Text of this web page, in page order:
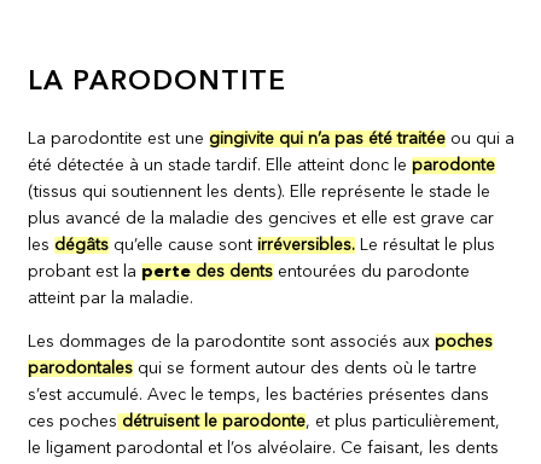
LA PARODONTITE
La parodontite est une gingivite qui n’a pas été traitée ou qui a
été détectée à un stade tardif. Elle atteint donc leparodonte
(tissus qui soutiennent les dents). Elle représente le stade le
plus avancé de la maladie des gencives et elle est grave car
les dégâts qu’elle cause sontirréversibles. Le résultat le plus
probant est la perte des dents entourées du parodonte
atteint par la maladie.
Les dommages de la parodontite sont associés auxpoches
parodontales qui se forment autour des dents où le tartre
s’est accumulé. Avec le temps, les bactéries présentes dans
ces poches détruisent le parodonte, et plus particulièrement,
le ligament parodontal et l’os alvéolaire. Ce faisant, les dents